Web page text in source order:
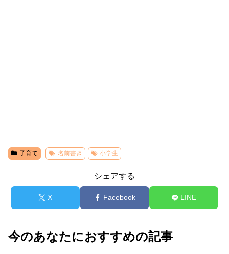
子育て 名前書き 小学生
シェアする
X Facebook LINE
今のあなたにおすすめの記事